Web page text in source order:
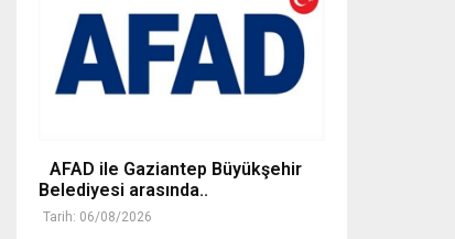
AFAD ile Gaziantep Büyükşehir
Belediyesi arasında..
Tarih: 06/08/2026